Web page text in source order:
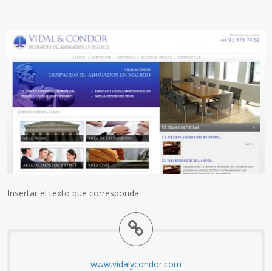
Insertar el texto que corresponda
www.vidalycondor.com